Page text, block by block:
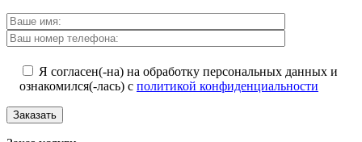
Я согласен(-на) на обработку персональных данных и
ознакомился(-лась) c политикой конфиденциальности
Заказать